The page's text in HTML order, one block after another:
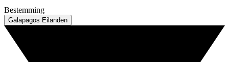
Bestemming
Galapagos Eilanden